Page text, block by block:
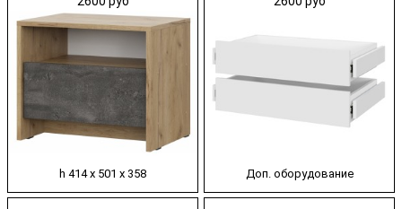
h 414 х 501 х 358 Доп. оборудование